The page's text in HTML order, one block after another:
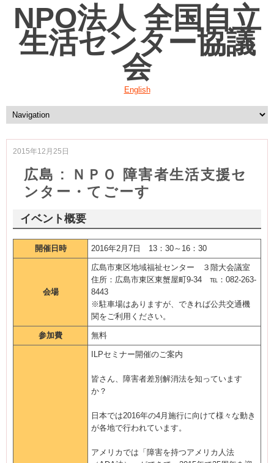
NPO法人 全国自立
生活センター協議
会
English
2015年12月25日
広島 : ＮＰＯ 障害者生活支援セ
ンター・てごーす
イベント概要
開催日時 2016年2月7日 13：30～16：30
会場
広島市東区地域福祉センター ３階大会議室
住所：広島市東区東蟹屋町9-34 ℡：082-263-
8443
※駐車場はありますが、できれば公共交通機
関をご利用ください。
参加費 無料
ILPセミナー開催のご案内
皆さん、障害者差別解消法を知っています
か？
日本では2016年の4月施行に向けて様々な動き
が各地で行われています。
アメリカでは「障害を持つアメリカ人法